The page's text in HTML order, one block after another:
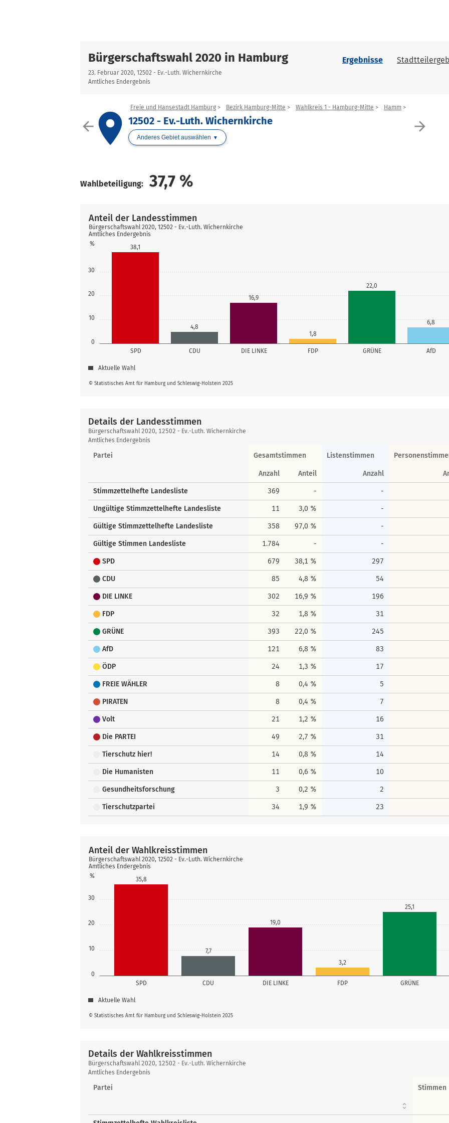
Bürgerschaftswahl 2020 in Hamburg
23. Februar 2020, 12502 - Ev.-Luth. Wichernkirche
Amtliches Endergebnis
Ergebnisse
arrow_back arrow_forward
place
Freie und Hansestadt Hamburg Bezirk Hamburg-Mitte Wahlkreis 1 - Hamburg-Mitte Hamm
12502 - Ev.-Luth. Wichernkirche
Anderes Gebiet auswählen
Wahlbeteiligung: 37,7 %
0
10
20
30
%
SPD CDU DIE LINKE FDP GRÜNE AfD
38,1
4,8
16,9
1,8
22,0
6,8
© Statistisches Amt für Hamburg und Schleswig-Holstein 2025
Anteil der Landesstimmen
Bürgerschaftswahl 2020, 12502 - Ev.-Luth. Wichernkirche
Amtliches Endergebnis
Aktuelle Wahl
Details der Landesstimmen
Details
der
Landesstimmen
Bürgerschaftswahl 2020, 12502 - Ev.-Luth. Wichernkirche
Amtliches Endergebnis
Partei Gesamtstimmen Listenstimmen
Anzahl Anteil Anzahl
Stimmzettelhefte Landesliste 369 - -
Ungültige Stimmzettelhefte Landesliste 11 3,0 % -
Gültige Stimmzettelhefte Landesliste 358 97,0 % -
Gültige Stimmen Landesliste 1.784 - -
SPD 679 38,1 % 297
CDU 85 4,8 % 54
DIE LINKE 302 16,9 % 196
FDP 32 1,8 % 31
GRÜNE 393 22,0 % 245
AfD 121 6,8 % 83
ÖDP 24 1,3 % 17
FREIE WÄHLER 8 0,4 % 5
PIRATEN 8 0,4 % 7
Volt 21 1,2 % 16
Die PARTEI 49 2,7 % 31
Tierschutz hier! 14 0,8 % 14
Die Humanisten 11 0,6 % 10
Gesundheitsforschung 3 0,2 % 2
Tierschutzpartei 34 1,9 % 23
0
10
20
30
%
SPD CDU DIE LINKE FDP GRÜNE
35,8
7,7
19,0
3,2
25,1
© Statistisches Amt für Hamburg und Schleswig-Holstein 2025
Anteil der Wahlkreisstimmen
Bürgerschaftswahl 2020, 12502 - Ev.-Luth. Wichernkirche
Amtliches Endergebnis
Aktuelle Wahl
Details der Wahlkreisstimmen
Details
der
Wahlkreisstimmen
Bürgerschaftswahl 2020, 12502 - Ev.-Luth. Wichernkirche
Amtliches Endergebnis
Partei Stimmen